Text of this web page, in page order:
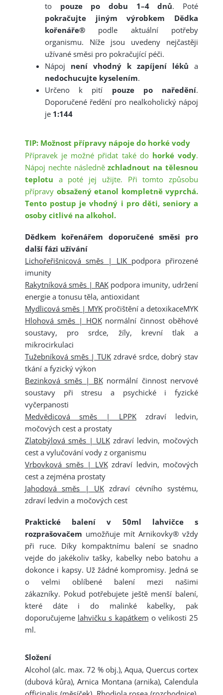
to pouze po dobu 1–4 dnů
pokračujte jiným výrobkem Dědka
kořenáře® podle aktuální potřeby
organismu. Níže jsou uvedeny nejčastěji
užívané směsi pro pokračující péči.
Nápoj není vhodný k zapíjení léků
nedochucujte kyselením.
Určeno k pití pouze po naředění.
Doporučené ředění pro nealkoholický nápoj
je 1:144
TIP: Možnost přípravy nápoje do horké vody
Přípravek je možné přidat také do horké vody.
Nápoj nechte následně zchladnout na tělesnou
teplotu a poté jej užijte. Při tomto způsobu
přípravy obsažený etanol kompletně vyprchá.
Tento postup je vhodný i pro děti, seniory a
osoby citlivé na alkohol.
Dědkem kořenářem doporučené směsi pro
další fázi užívání
Lichořeřišnicová směs | LIK podpora přirozené
imunity
Rakytníková směs | RAKpodpora imunity, udržení
energie a tonusu těla, antioxidant
Mydlicová směs | MYK pročištění a detoxikaceMYK
Hlohová směs | HOKnormální činnost oběhové
soustavy, pro srdce, žíly, krevní tlak a
mikrocirkulaci
Tužebníková směs | TUK zdravé srdce, dobrý stav
tkání a fyzický výkon
Bezinková směs | BKnormální činnost nervové
soustavy při stresu a psychické i fyzické
vyčerpanosti
Medvědicová směs | LPPK zdraví ledvin,
močových cest a prostaty
Zlatobýlová směs | ULK zdraví ledvin, močových
cest a vylučování vody z organismu
Vrbovková směs | LVKzdraví ledvin, močových
cest a zejména prostaty
Jahodová směs | UK zdraví cévního systému,
zdraví ledvin a močových cest
Praktické balení v 50ml lahvičce s
rozprašovačem umožňuje mít Arnikovky® vždy
při ruce. Díky kompaktnímu balení se snadno
vejde do jakékoliv tašky, kabelky nebo batohu a
dokonce i kapsy. Už žádné kompromisy. Jedná se
o velmi oblíbené balení mezi našimi
zákazníky. Pokud potřebujete ještě menší balení,
které dáte i do malinké kabelky, pak
doporučujeme lahvičku s kapátkem o velikosti 25
ml.
Složení
Alcohol (alc. max. 72 % obj.), Aqua, Quercus cortex
(dubová kůra), Arnica Montana (arnika), Calendula